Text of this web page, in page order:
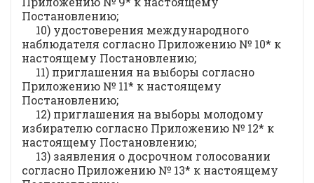
Постановлению;
10) удостоверения международного
наблюдателя согласно Приложению № 10* к
настоящему Постановлению;
11) приглашения на выборы согласно
Приложению № 11* к настоящему
Постановлению;
12) приглашения на выборы молодому
избирателю согласно Приложению № 12* к
настоящему Постановлению;
13) заявления о досрочном голосовании
согласно Приложению № 13* к настоящему